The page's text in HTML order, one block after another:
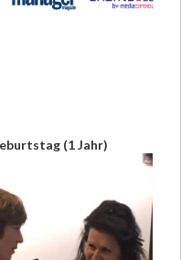
(1 Jahr)